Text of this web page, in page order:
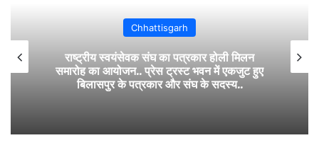
Chhattisgarh
राष्ट्रीय स्वयंसेवक संघ का पत्रकार होली मिलन
समारोह का आयोजन.. प्रेस ट्रस्ट भवन में एकजुट हुए
बिलासपुर के पत्रकार और संघ के सदस्य..